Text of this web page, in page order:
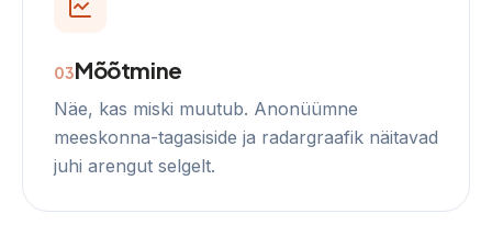
03Mõõtmine
Näe, kas miski muutub. Anonüümne
meeskonna-tagasiside ja radargraafik näitavad
juhi arengut selgelt.